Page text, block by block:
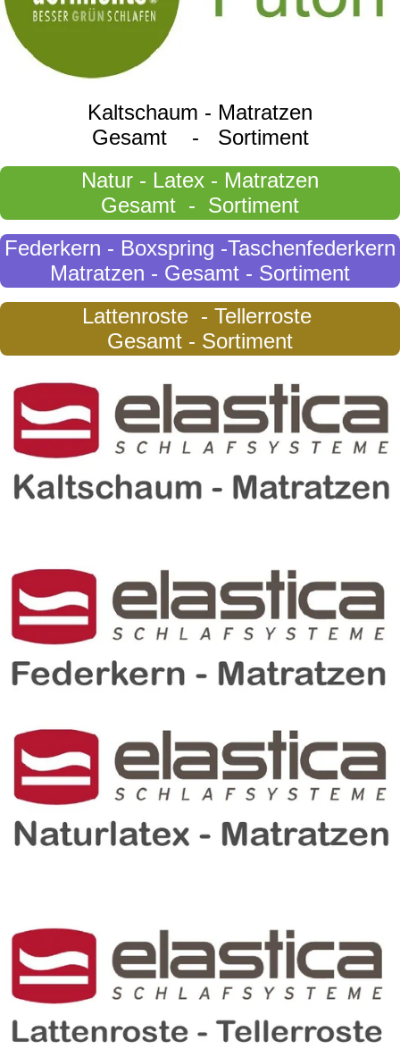
Kaltschaum - Matratzen
Gesamt - Sortiment
Natur - Latex - Matratzen
Gesamt - Sortiment
Federkern - Boxspring -Taschenfederkern
Matratzen - Gesamt - Sortiment
Lattenroste - Tellerroste
Gesamt - Sortiment